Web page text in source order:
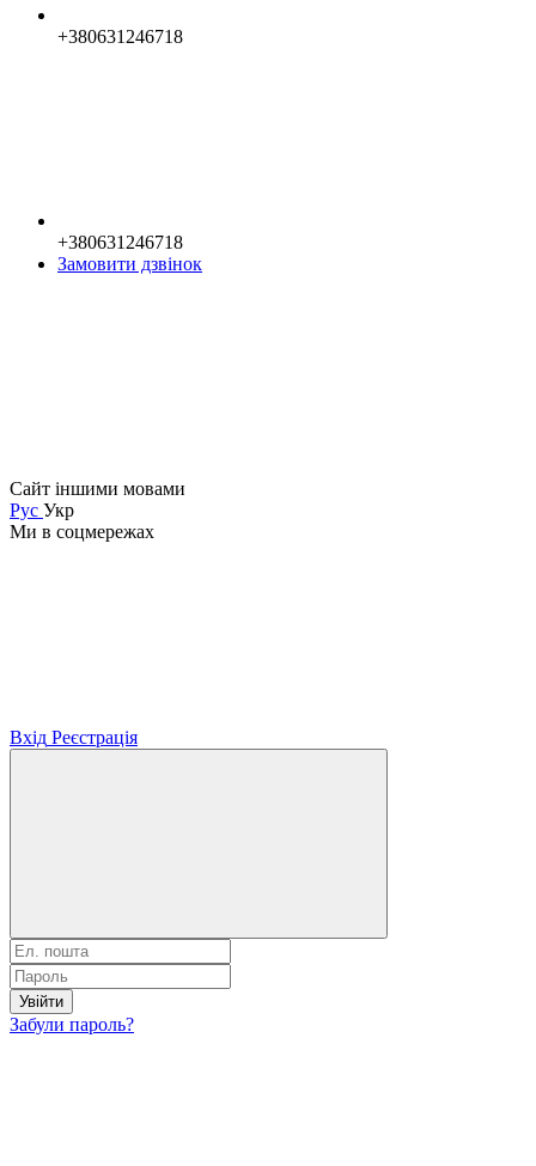
+380631246718
+380631246718
Замовити дзвінок
Сайт іншими мовами
Рус Укр
Ми в соцмережах
Вхід Реєстрація
Увійти
Забули пароль?